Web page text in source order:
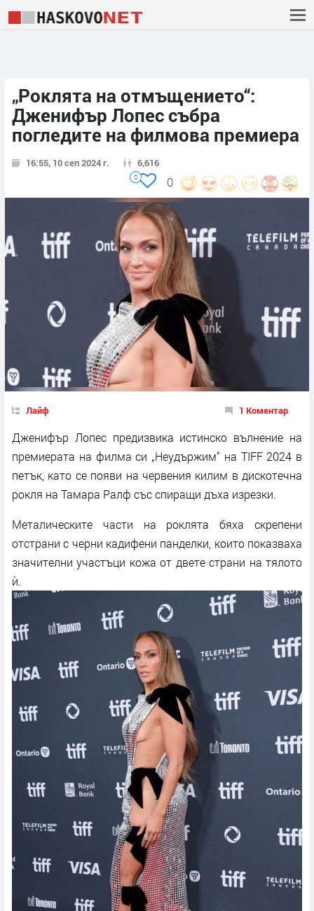
„Роклята на отмъщението“:
Дженифър Лопес събра
погледите на филмова премиера
16:55, 10 сеп 2024 г. 6,616
0
0
Лайф 1 Коментар
Дженифър Лопес предизвика истинско вълнение на
премиерата на филма си „Неудържим“ на TIFF 2024 в
петък, като се появи на червения килим в дискотечна
рокля на Тамара Ралф със спиращи дъха изрезки.
Металическите части на роклята бяха скрепени
отстрани с черни кадифени панделки, които показваха
значителни участъци кожа от двете страни на тялото
ѝ.